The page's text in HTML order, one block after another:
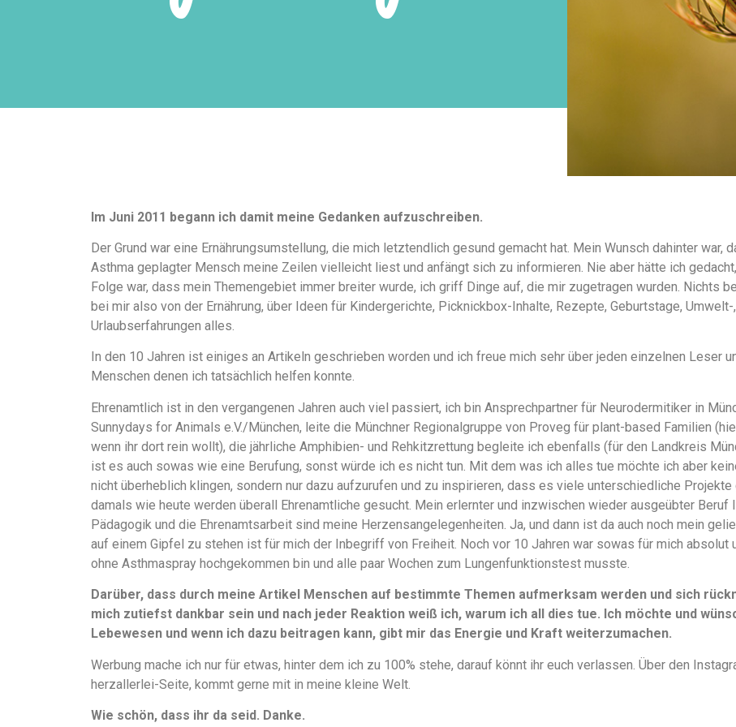
Im Juni 2011 begann ich damit meine Gedanken aufzuschreiben.
Der Grund war eine Ernährungsumstellung, die mich letztendlich gesund gemacht hat. Mein Wunsch dahinter
Asthma geplagter Mensch meine Zeilen vielleicht liest und anfängt sich zu informieren. Nie aber hätte ich
Folge war, dass mein Themengebiet immer breiter wurde, ich griff Dinge auf, die mir zugetragen wurden. Nichts
bei mir also von der Ernährung, über Ideen für Kindergerichte, Picknickbox-Inhalte, Rezepte, Geburtstage,
Urlaubserfahrungen alles.
In den 10 Jahren ist einiges an Artikeln geschrieben worden und ich freue mich sehr über jeden einzelnen Leser
Menschen denen ich tatsächlich helfen konnte.
Ehrenamtlich ist in den vergangenen Jahren auch viel passiert, ich bin Ansprechpartner für Neurodermitiker in
Sunnydays for Animals e.V./München, leite die Münchner Regionalgruppe von Proveg für plant-based Familien
wenn ihr dort rein wollt), die jährliche Amphibien- und Rehkitzrettung begleite ich ebenfalls (für den Landkreis
ist es auch sowas wie eine Berufung, sonst würde ich es nicht tun. Mit dem was ich alles tue möchte ich aber
nicht überheblich klingen, sondern nur dazu aufzurufen und zu inspirieren, dass es viele unterschiedliche Projekte
damals wie heute werden überall Ehrenamtliche gesucht. Mein erlernter und inzwischen wieder ausgeübter
Pädagogik und die Ehrenamtsarbeit sind meine Herzensangelegenheiten. Ja, und dann ist da auch noch mein
auf einem Gipfel zu stehen ist für mich der Inbegriff von Freiheit. Noch vor 10 Jahren war sowas für mich absolut
ohne Asthmaspray hochgekommen bin und alle paar Wochen zum Lungenfunktionstest musste.
Darüber, dass durch meine Artikel Menschen auf bestimmte Themen aufmerksam werden und sich
mich zutiefst dankbar sein und nach jeder Reaktion weiß ich, warum ich all dies tue. Ich möchte und
Lebewesen und wenn ich dazu beitragen kann, gibt mir das Energie und Kraft weiterzumachen.
Werbung mache ich nur für etwas, hinter dem ich zu 100% stehe, darauf könnt ihr euch verlassen. Über den
herzallerlei-Seite, kommt gerne mit in meine kleine Welt.
Wie schön, dass ihr da seid. Danke.